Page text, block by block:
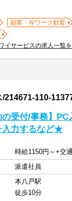
副業・Ｗワーク歓迎
イサービスの求人一覧
214671-110-
の受付/事務】
入力するなど★
時給1150円～+交
派遣社員
本八戸駅
徒歩10分